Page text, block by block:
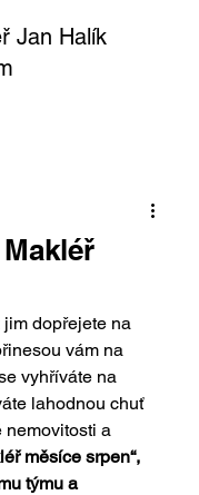
Jan Halík
dopřejete na
vám na
vyhříváte na
lahodnou chuť
nemovitosti a
měsíce srpen“,
týmu a